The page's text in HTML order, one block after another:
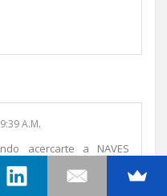
9:39 A.M.
acercarte a NAVES
En todo caso
Juan Maritn